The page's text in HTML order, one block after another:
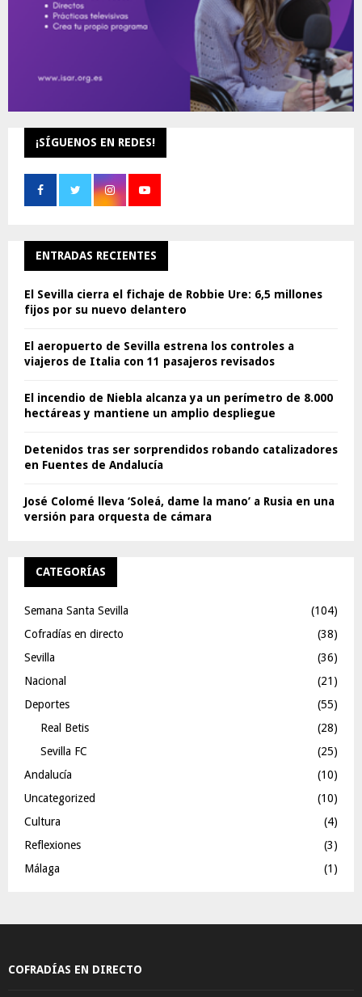
¡SÍGUENOS EN REDES!
ENTRADAS RECIENTES
El Sevilla cierra el fichaje de Robbie Ure: 6,5 millones
fijos por su nuevo delantero
El aeropuerto de Sevilla estrena los controles a
viajeros de Italia con 11 pasajeros revisados
El incendio de Niebla alcanza ya un perímetro de 8.000
hectáreas y mantiene un amplio despliegue
Detenidos tras ser sorprendidos robando catalizadores
en Fuentes de Andalucía
José Colomé lleva ‘Soleá, dame la mano’ a Rusia en una
versión para orquesta de cámara
CATEGORÍAS
Semana Santa Sevilla
(104)
Cofradías en directo
(38)
Sevilla
(36)
Nacional
(21)
Deportes
(55)
Real Betis
(28)
Sevilla FC
(25)
Andalucía
(10)
Uncategorized
(10)
Cultura
(4)
Reflexiones
(3)
Málaga
(1)
COFRADÍAS EN DIRECTO